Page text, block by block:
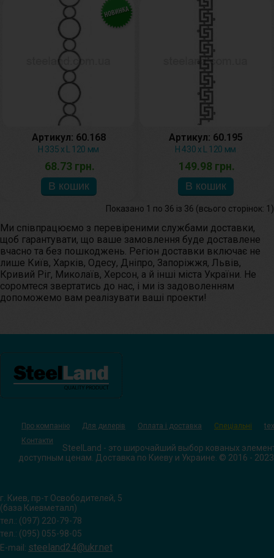
Артикул: 60.168
H 335 x L 120 мм
68.73 грн.
Артикул: 60.195
H 430 x L 120 мм
149.98 грн.
Показано 1 по 36 із 36 (всього сторінок: 1)
Ми співпрацюємо з перевіреними службами доставки,
щоб гарантувати, що ваше замовлення буде доставлене
вчасно та без пошкоджень. Регіон доставки включає не
лише Київ, Харків, Одесу, Дніпро, Запоріжжя, Львів,
Кривий Ріг, Миколаїв, Херсон, а й інші міста України. Не
соромтеся звертатись до нас, і ми із задоволенням
допоможемо вам реалізувати ваші проекти!
Про компанію Для дилерів Оплата і доставка Спеціальні
Контакти
SteelLand - это широчайший выбор кованых
доступным ценам. Доставка по Киеву и Украине. © 2016 - 2023
г. Киев, пр-т Освободителей, 5
(база Киевметалл)
тел.: (097) 220-79-78
тел.: (095) 055-98-05
E-mail: steeland24@ukr.net